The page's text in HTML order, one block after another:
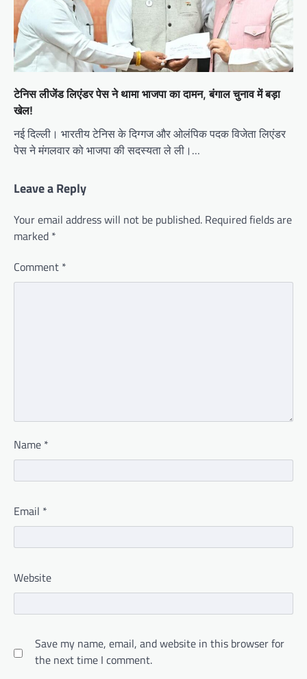
टेनिस लीजेंड लिएंडर पेस ने थामा भाजपा का दामन, बंगाल चुनाव में बड़ा
खेल!
नई दिल्ली। भारतीय टेनिस के दिग्गज और ओलंपिक पदक विजेता लिएंडर
पेस ने मंगलवार को भाजपा की सदस्यता ले ली।…
Leave a Reply
Your email address will not be published. Required fields are
marked *
Comment *
Name *
Email *
Website
Save my name, email, and website in this browser for
the next time I comment.